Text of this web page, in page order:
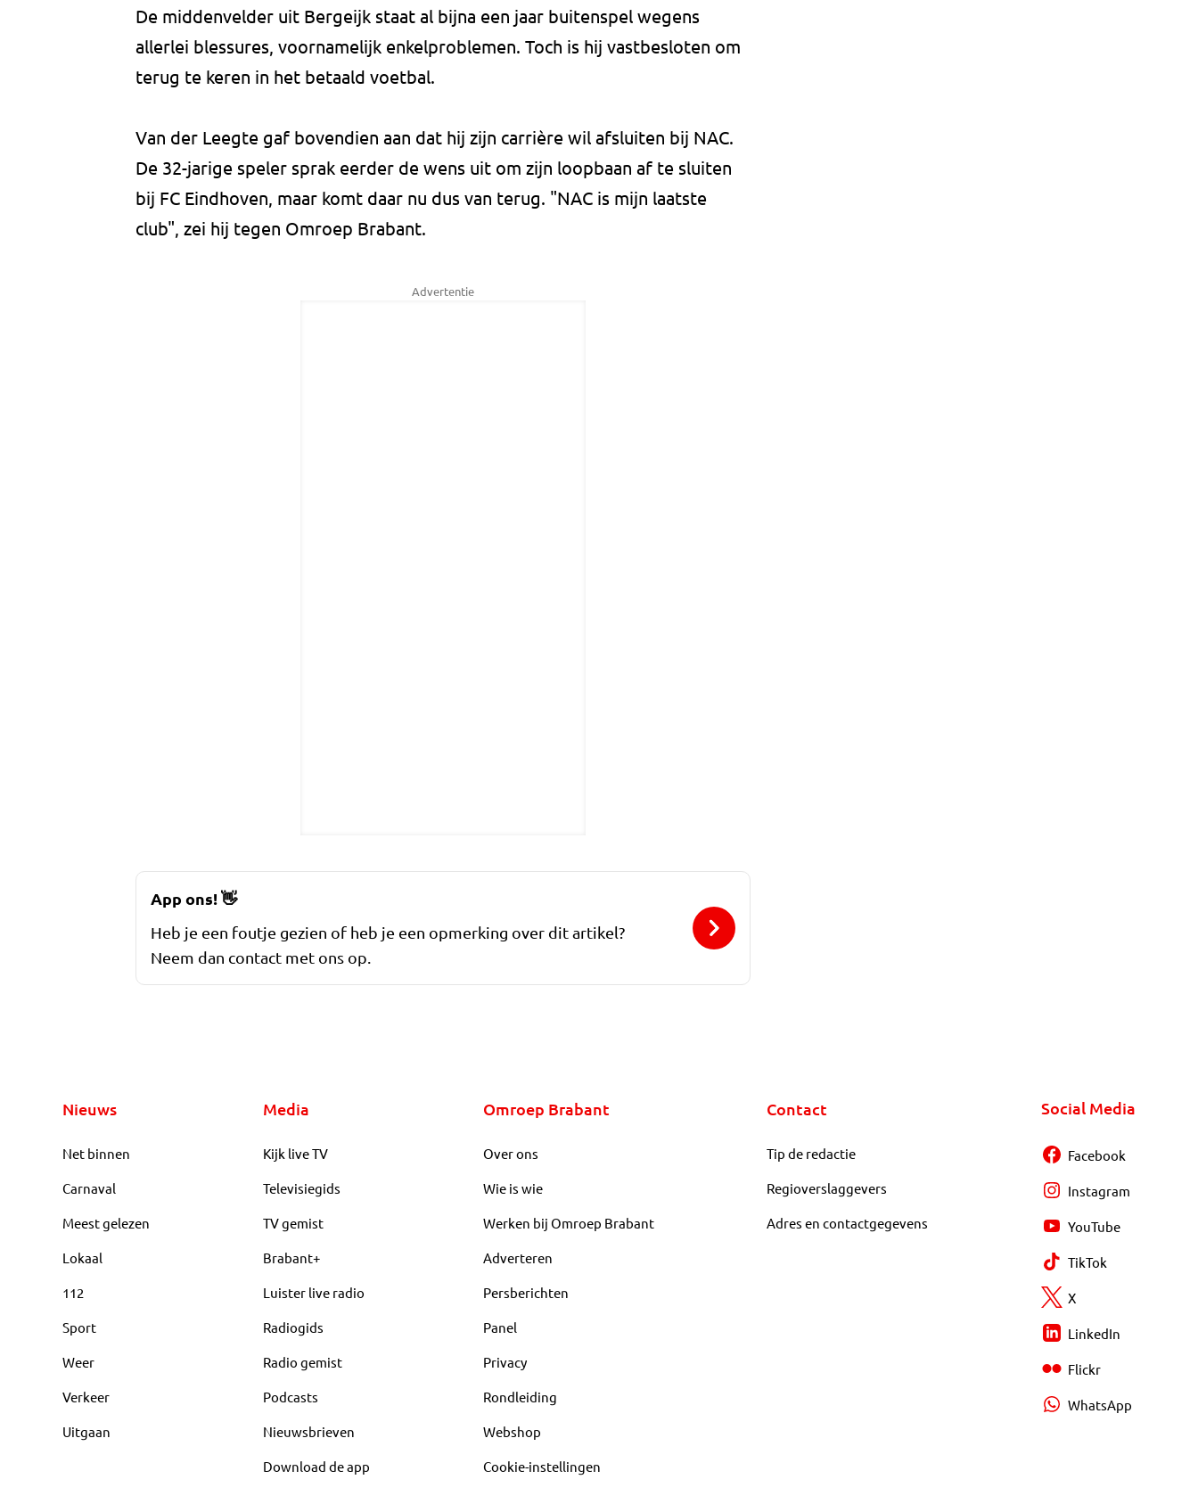
De middenvelder uit Bergeijk staat al bijna een jaar buitenspel wegens
allerlei blessures, voornamelijk enkelproblemen. Toch is hij vastbesloten om
terug te keren in het betaald voetbal.
Van der Leegte gaf bovendien aan dat hij zijn carrière wil afsluiten bij NAC.
De 32-jarige speler sprak eerder de wens uit om zijn loopbaan af te sluiten
bij FC Eindhoven, maar komt daar nu dus van terug. "NAC is mijn laatste
club", zei hij tegen Omroep Brabant.
Advertentie
App ons!👋
Heb je een foutje gezien of heb je een opmerking over dit artikel?
Neem dan contact met ons op.
Nieuws
Net binnen
Carnaval
Meest gelezen
Lokaal
112
Sport
Weer
Verkeer
Uitgaan
Media
Kijk live TV
Televisiegids
TV gemist
Brabant+
Luister live radio
Radiogids
Radio gemist
Podcasts
Nieuwsbrieven
Download de app
Omroep Brabant
Over ons
Wie is wie
Werken bij Omroep Brabant
Adverteren
Persberichten
Panel
Privacy
Rondleiding
Webshop
Cookie-instellingen
Contact
Tip de redactie
Regioverslaggevers
Adres en contactgegevens
Social Media
Facebook
Instagram
YouTube
TikTok
X
LinkedIn
Flickr
WhatsApp